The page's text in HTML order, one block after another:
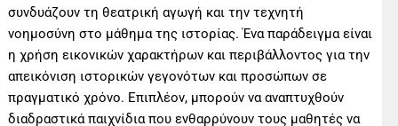
συνδυάζουν τη θεατρική αγωγή και την τεχνητή
νοημοσύνη στο μάθημα της ιστορίας. Ένα παράδειγμα είναι
η χρήση εικονικών χαρακτήρων και περιβάλλοντος για την
απεικόνιση ιστορικών γεγονότων και προσώπων σε
πραγματικό χρόνο. Επιπλέον, μπορούν να αναπτυχθούν
διαδραστικά παιχνίδια που ενθαρρύνουν τους μαθητές να